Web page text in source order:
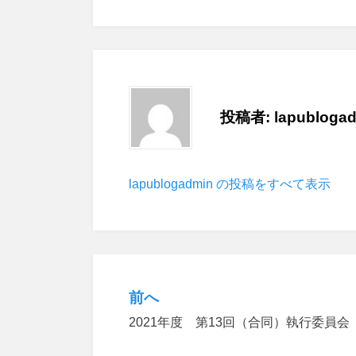
投稿者:
lapublogadmin の投稿をすべて表示
投
稿
前へ
2021年度 第13回（合同）執行委員会